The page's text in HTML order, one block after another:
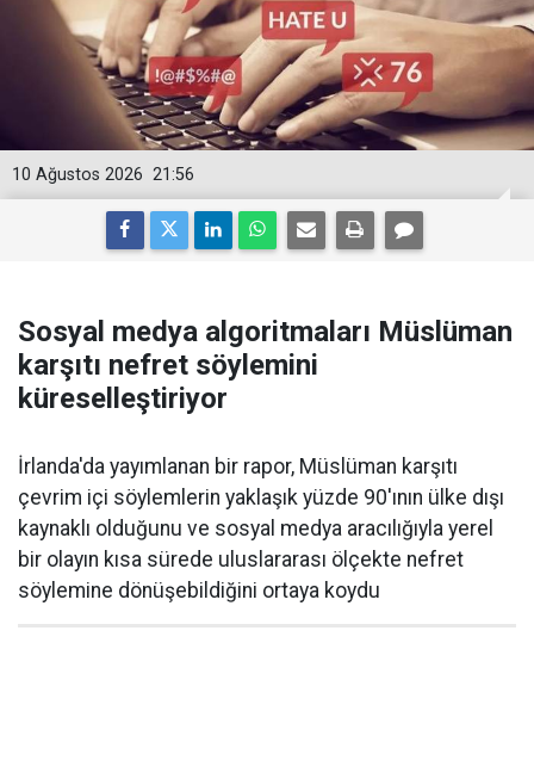
21:56
10 Ağustos 2026
Sosyal medya algoritmaları Müslüman
karşıtı nefret söylemini
küreselleştiriyor
İrlanda'da yayımlanan bir rapor, Müslüman karşıtı
çevrim içi söylemlerin yaklaşık yüzde 90'ının ülke dışı
kaynaklı olduğunu ve sosyal medya aracılığıyla yerel
bir olayın kısa sürede uluslararası ölçekte nefret
söylemine dönüşebildiğini ortaya koydu